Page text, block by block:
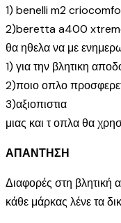
1) benelli m2
2)beretta a400
θα ηθελα να με
1) για την βλητικη
2)ποιο οπλο
3)αξιοπιστια
μιας και τ οπλα θα
ΑΠΑΝΤΗΣΗ
Διαφορές στη βλητική
κάθε μάρκας λένε τα